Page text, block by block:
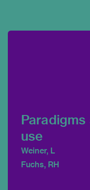
use
Weiner, L
Fuchs, RH